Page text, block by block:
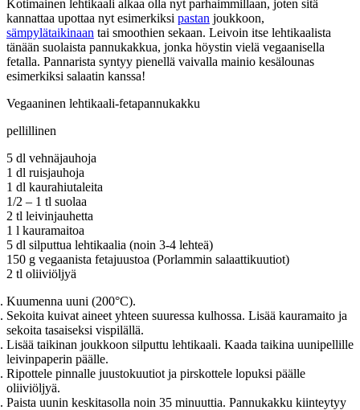
Kotimainen lehtikaali alkaa olla nyt parhaimmillaan, joten sitä
kannattaa upottaa nyt esimerkiksi pastan joukkoon,
sämpylätaikinaan tai smoothien sekaan. Leivoin itse lehtikaalista
tänään suolaista pannukakkua, jonka höystin vielä vegaanisella
fetalla. Pannarista syntyy pienellä vaivalla mainio kesälounas
esimerkiksi salaatin kanssa!
Vegaaninen lehtikaali-fetapannukakku
pellillinen
5 dl vehnäjauhoja
1 dl ruisjauhoja
1 dl kaurahiutaleita
1/2 – 1 tl suolaa
2 tl leivinjauhetta
1 l kauramaitoa
5 dl silputtua lehtikaalia (noin 3-4 lehteä)
150 g vegaanista fetajuustoa (Porlammin salaattikuutiot)
2 tl oliiviöljyä
Kuumenna uuni (200°C).
Sekoita kuivat aineet yhteen suuressa kulhossa. Lisää kauramaito ja
sekoita tasaiseksi vispilällä.
Lisää taikinan joukkoon silputtu lehtikaali. Kaada taikina uunipellille
leivinpaperin päälle.
Ripottele pinnalle juustokuutiot ja pirskottele lopuksi päälle
oliiviöljyä.
Paista uunin keskitasolla noin 35 minuuttia. Pannukakku kiinteytyy